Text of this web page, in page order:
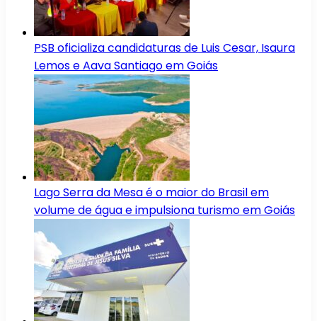
PSB oficializa candidaturas de Luis Cesar, Isaura
Lemos e Aava Santiago em Goiás
Lago Serra da Mesa é o maior do Brasil em
volume de água e impulsiona turismo em Goiás